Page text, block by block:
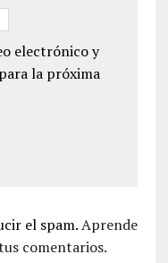
electrónico y
la próxima
el spam.Aprende
comentarios.